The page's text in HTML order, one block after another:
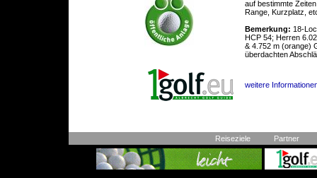
auf bestimmte
Range, Kurzplatz,
Bemerkung: 18-
HCP 54; Herren
& 4.752 m (orange)
überdachten
weitere
Reiseziele Partner